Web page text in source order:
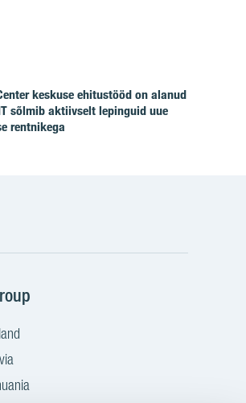
keskuse ehitustööd on alanud
sõlmib aktiivselt lepinguid uue
rentnikega